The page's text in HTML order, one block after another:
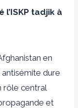
tadjik à
en
antisémite dure
rôle central
et